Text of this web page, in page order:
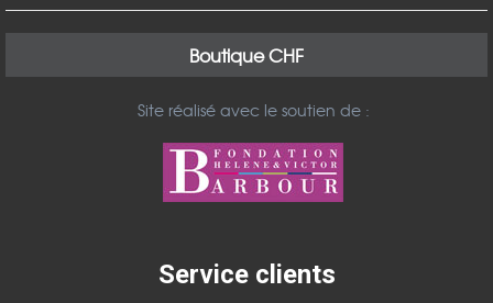
Boutique CHF
Site réalisé avec le soutien de :
Service clients